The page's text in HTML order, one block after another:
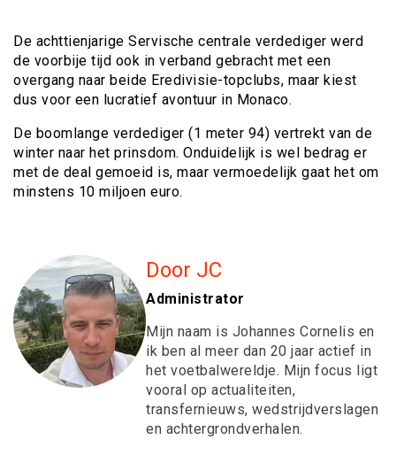
De achttienjarige Servische centrale verdediger werd
de voorbije tijd ook in verband gebracht met een
overgang naar beide Eredivisie-topclubs, maar kiest
dus voor een lucratief avontuur in Monaco.
De boomlange verdediger (1 meter 94) vertrekt van de
winter naar het prinsdom. Onduidelijk is wel bedrag er
met de deal gemoeid is, maar vermoedelijk gaat het om
minstens 10 miljoen euro.
Door JC
Administrator
Mijn naam is Johannes Cornelis en
ik ben al meer dan 20 jaar actief in
het voetbalwereldje. Mijn focus ligt
vooral op actualiteiten,
transfernieuws, wedstrijdverslagen
en achtergrondverhalen.